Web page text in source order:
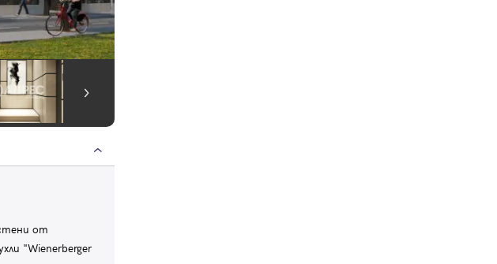
от
"Wienerberger